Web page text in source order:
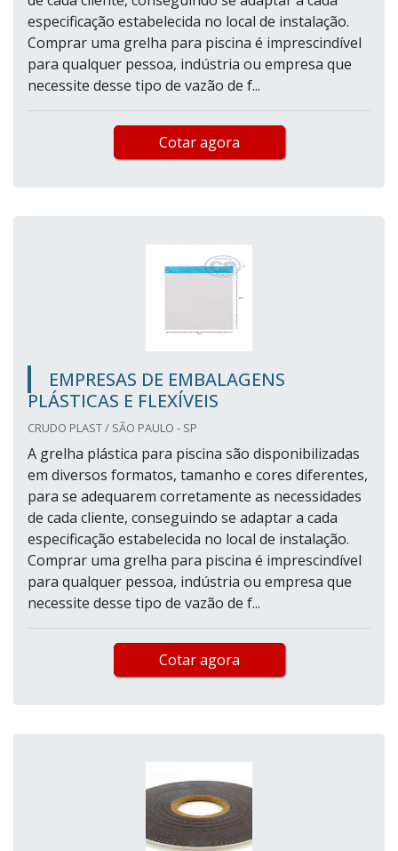
especificação estabelecida no local de instalação.
Comprar uma grelha para piscina é imprescindível
para qualquer pessoa, indústria ou empresa que
necessite desse tipo de vazão de f...
Cotar agora
EMPRESAS DE EMBALAGENS
PLÁSTICAS E FLEXÍVEIS
CRUDO PLAST / SÃO PAULO - SP
A grelha plástica para piscina são disponibilizadas
em diversos formatos, tamanho e cores diferentes,
para se adequarem corretamente as necessidades
de cada cliente, conseguindo se adaptar a cada
especificação estabelecida no local de instalação.
Comprar uma grelha para piscina é imprescindível
para qualquer pessoa, indústria ou empresa que
necessite desse tipo de vazão de f...
Cotar agora